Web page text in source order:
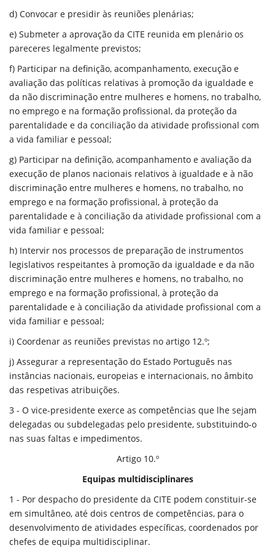
d) Convocar e presidir às reuniões plenárias;
e) Submeter a aprovação da CITE reunida em plenário os
pareceres legalmente previstos;
f) Participar na definição, acompanhamento, execução e
avaliação das políticas relativas à promoção da igualdade e
da não discriminação entre mulheres e homens, no trabalho,
no emprego e na formação profissional, da proteção da
parentalidade e da conciliação da atividade profissional com
a vida familiar e pessoal;
g) Participar na definição, acompanhamento e avaliação da
execução de planos nacionais relativos à igualdade e à não
discriminação entre mulheres e homens, no trabalho, no
emprego e na formação profissional, à proteção da
parentalidade e à conciliação da atividade profissional com a
vida familiar e pessoal;
h) Intervir nos processos de preparação de instrumentos
legislativos respeitantes à promoção da igualdade e da não
discriminação entre mulheres e homens, no trabalho, no
emprego e na formação profissional, à proteção da
parentalidade e à conciliação da atividade profissional com a
vida familiar e pessoal;
i) Coordenar as reuniões previstas no artigo 12.º;
j) Assegurar a representação do Estado Português nas
instâncias nacionais, europeias e internacionais, no âmbito
das respetivas atribuições.
3 - O vice-presidente exerce as competências que lhe sejam
delegadas ou subdelegadas pelo presidente, substituindo-o
nas suas faltas e impedimentos.
Artigo 10.º
Equipas multidisciplinares
1 - Por despacho do presidente da CITE podem constituir-se
em simultâneo, até dois centros de competências, para o
desenvolvimento de atividades específicas, coordenados por
chefes de equipa multidisciplinar.